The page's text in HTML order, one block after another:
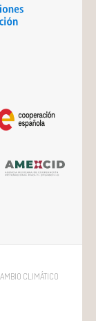
CLIMÁTICO